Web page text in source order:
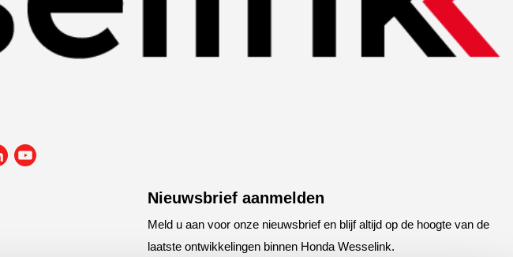
Nieuwsbrief aanmelden
Meld u aan voor onze nieuwsbrief en blijf altijd op de hoogte van de
laatste ontwikkelingen binnen Honda Wesselink.